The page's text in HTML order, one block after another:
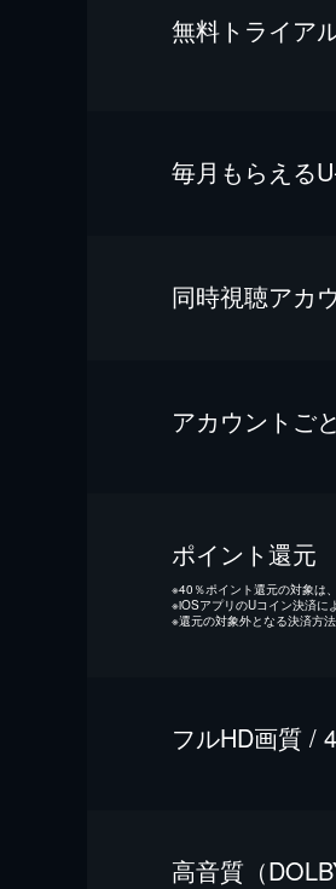
無料トライア
毎⽉もらえる
同時視聴アカ
アカウントご
ポイント還元
※40％ポイント還元の対象は
※iOSアプリのUコイン決済に
※還元の対象外となる決済方
フルHD画質 /
⾼⾳質（